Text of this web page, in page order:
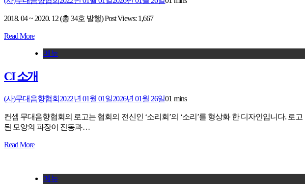
2018. 04 ~ 2020. 12 (총 34호 발행) Post Views: 1,667
Read More
메뉴
CI 소개
(사)무대음향협회 2022년 01월 01일2026년 01월 26일01 mins
컨셉 무대음향협회의 로고는 협회의 전신인 ‘소리회’의 ‘소리’를 형상화 한 디자인입니다. 로
된 모양의 파장이 진동과…
Read More
메뉴